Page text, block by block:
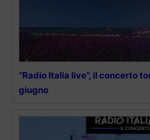
“Radio Italia live”, il concerto
giugno